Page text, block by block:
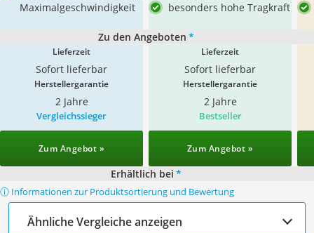
Maximalgeschwindigkeit
besonders hohe Tragkraft
Zu den Angeboten *
Lieferzeit
Sofort lieferbar
Lieferzeit
Sofort lieferbar
Herstellergarantie
2 Jahre
Herstellergarantie
2 Jahre
Vergleichssieger
Zum Angebot »
Bestseller
Zum Angebot »
Erhältlich bei *
ⓘ Informationen zur Produktsortierung und Bewertung
Ähnliche Vergleiche anzeigen